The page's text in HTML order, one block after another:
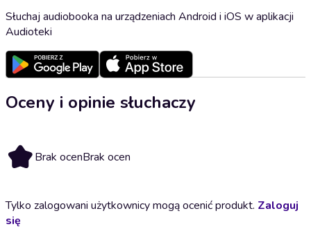
Słuchaj audiobooka na urządzeniach Android i iOS w aplikacji
Audioteki
Oceny i opinie słuchaczy
Brak ocenBrak ocen
Tylko zalogowani użytkownicy mogą ocenić produkt. Zaloguj
się